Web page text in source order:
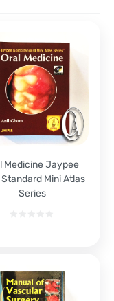
Medicine Jaypee
Mini Atlas
Series